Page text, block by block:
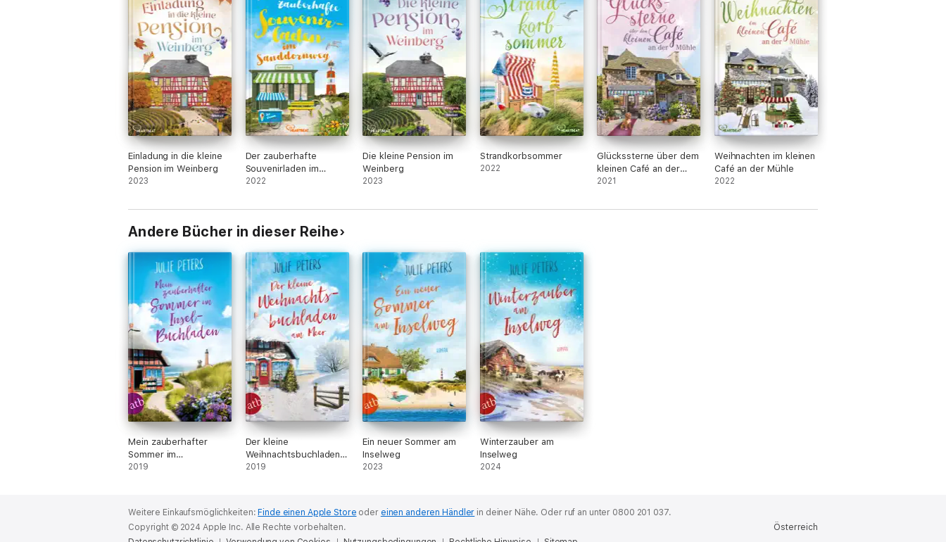
Einladung in die kleine
Pension im Weinberg
2023
Der zauberhafte
Souvenirladen im
Sanddornweg
2022
Die kleine Pension im
Weinberg
2023
Strandkorbsommer
2022
Glückssterne über dem
kleinen Café an der
Mühle
2021
Weihnachten im kleinen
Café an der Mühle
2022
Andere Bücher in dieser Reihe
Mein zauberhafter
Sommer im
Inselbuchladen
2019
Der kleine
Weihnachtsbuchladen
am Meer
2019
Ein neuer Sommer am
Inselweg
2023
Winterzauber am
Inselweg
2024
Weitere Einkaufsmöglichkeiten: Finde einen Apple Store oder einen anderen Händler in deiner Nähe. Oder ruf an unter 0800 201 037.
Österreich
Copyright © 2024 Apple Inc. Alle Rechte vorbehalten.